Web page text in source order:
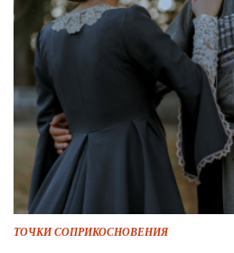
ТОЧКИ СОПРИКОСНОВЕНИЯ